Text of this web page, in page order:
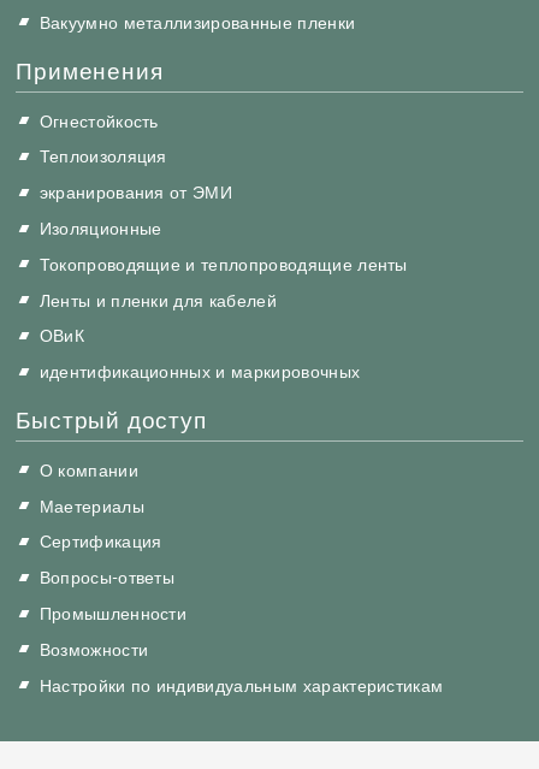
Вакуумно металлизированные пленки
Применения
Огнестойкость
Теплоизоляция
экранирования от ЭМИ
Изоляционные
Токопроводящие и теплопроводящие ленты
Ленты и пленки для кабелей
ОВиК
идентификационных и маркировочных
Быстрый доступ
О компании
Маетериалы
Сертификация
Вопросы-ответы
Промышленности
Возможности
Настройки по индивидуальным характеристикам